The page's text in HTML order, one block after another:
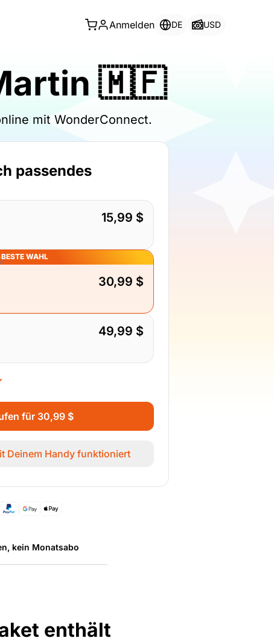
Anmelden DE USD
🇲🇫
mit WonderConnect.
passendes
15,99 $
BESTE WAHL
30,99 $
49,99 $
für 30,99 $
Deinem Handy funktioniert
kein Monatsabo
enthält